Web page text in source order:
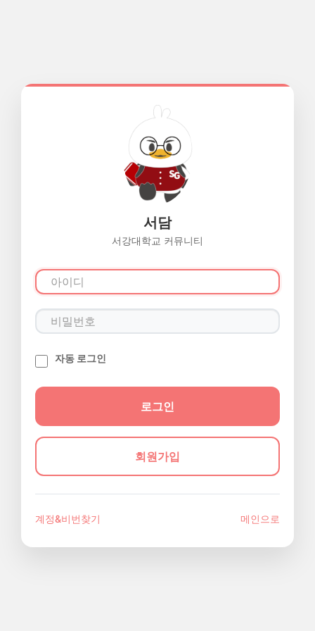
서담
서강대학교 커뮤니티
자동 로그인
회원가입
계정&비번찾기 메인으로